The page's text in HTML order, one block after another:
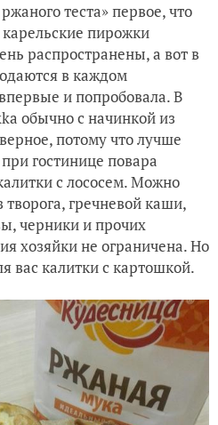
теста» первое, что
пирожки
распространены, а вот в
в каждом
и попробовала. В
обычно с начинкой из
потому что лучше
гостинице повара
с лососем. Можно
гречневой каши,
черники и прочих
хозяйки не ограничена. Но
вас калитки с картошкой.